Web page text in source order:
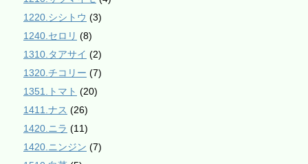
1220.シシトウ (3)
1240.セロリ (8)
1310.タアサイ (2)
1320.チコリー (7)
1351.トマト (20)
1411.ナス (26)
1420.ニラ (11)
1420.ニンジン (7)